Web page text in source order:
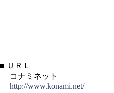
■ ＵＲＬ
コナミネット
http://www.konami.net/